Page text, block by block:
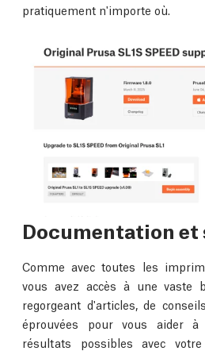
pratiquement n'importe où.
Documentation
Comme avec toutes les
vous avez accès à une vaste
regorgeant d'articles, de
éprouvées pour vous aider
résultats possibles avec